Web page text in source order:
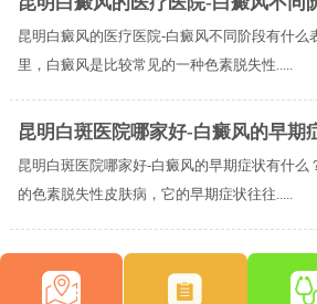
昆明白癜风的医疗医院-白癜风不同阶段有什么
里，白癜风是比较常见的一种色素脱失性.....
昆明白斑医院哪家好-白癜风的早期
昆明白斑医院哪家好-白癜风的早期症状有什么
的色素脱失性皮肤病，它的早期症状往往.....